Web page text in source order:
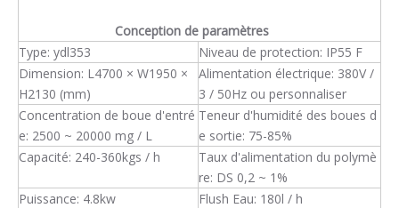
Conception de paramètres
Type: ydl353
Niveau de protection: IP55 F
Dimension: L4700 × W1950 ×
H2130 (mm)
Alimentation électrique: 380V /
3 / 50Hz ou personnaliser
Concentration de boue d'entré
e: 2500 ~ 20000 mg / L
Teneur d'humidité des boues d
e sortie: 75-85%
Capacité: 240-360kgs / h
Taux d'alimentation du polymè
re: DS 0,2 ~ 1%
Puissance: 4.8kw
Flush Eau: 180l / h